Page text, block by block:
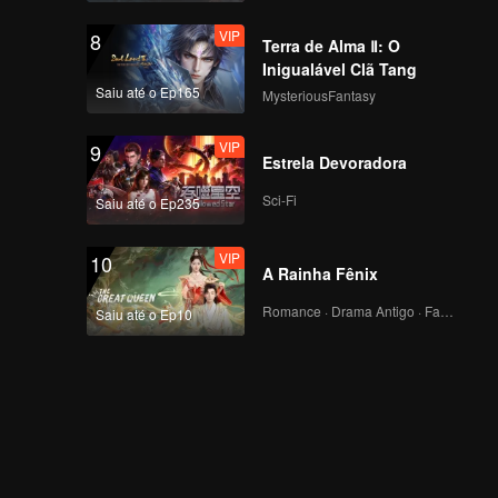
8
Saiu até o Ep165
VIP
Terra de Alma Ⅱ: O
Inigualável Clã Tang
MysteriousFantasy
9
Saiu até o Ep235
VIP
Estrela Devoradora
Sci-Fi
10
Saiu até o Ep10
VIP
A Rainha Fênix